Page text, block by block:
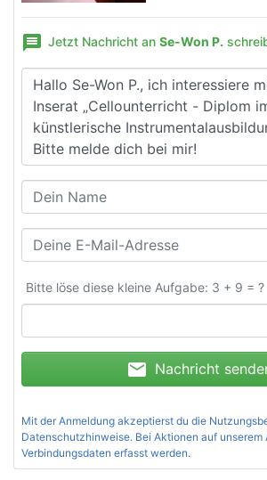
message Jetzt Nachricht an Se-Won P.
Bitte löse diese kleine Aufgabe: 3 + 9 = ?
mail Nachricht
Mit der Anmeldung akzeptierst du die
Datenschutzhinweise. Bei Aktionen auf unserem
Verbindungsdaten erfasst werden.